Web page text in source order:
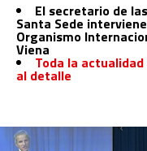
El secretario de
Santa Sede
Organismo
Viena
Toda la
al detalle